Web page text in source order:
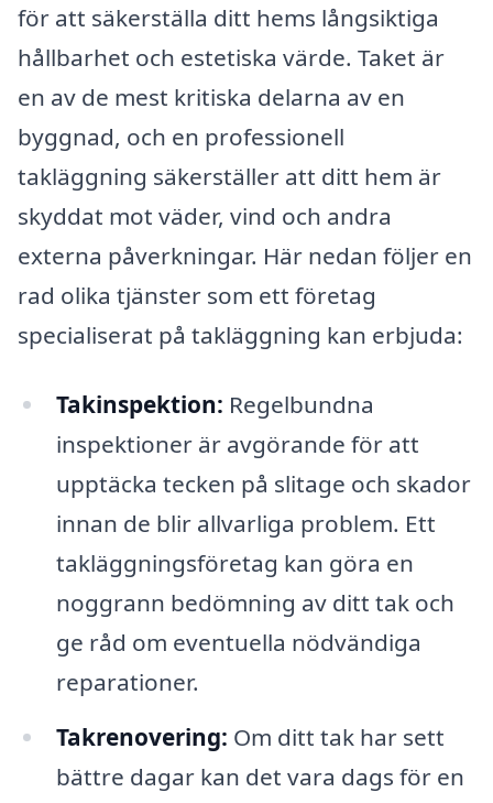
för att säkerställa ditt hems långsiktiga
hållbarhet och estetiska värde. Taket är
en av de mest kritiska delarna av en
byggnad, och en professionell
takläggning säkerställer att ditt hem är
skyddat mot väder, vind och andra
externa påverkningar. Här nedan följer en
rad olika tjänster som ett företag
specialiserat på takläggning kan erbjuda:
Takinspektion: Regelbundna
inspektioner är avgörande för att
upptäcka tecken på slitage och skador
innan de blir allvarliga problem. Ett
takläggningsföretag kan göra en
noggrann bedömning av ditt tak och
ge råd om eventuella nödvändiga
reparationer.
Takrenovering: Om ditt tak har sett
bättre dagar kan det vara dags för en